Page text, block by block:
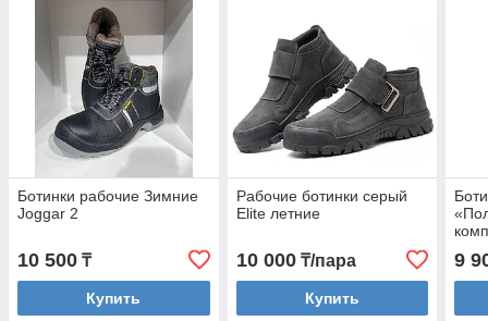
Ботинки рабочие Зимние
Joggar 2
10 500 ₸
Купить
Рабочие ботинки серый
Elite летние
10 000₸/пара
Купить
9